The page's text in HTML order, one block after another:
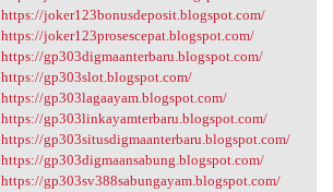
https://joker123bonusdeposit.blogspot.com/
https://joker123prosescepat.blogspot.com/
https://gp303digmaanterbaru.blogspot.com/
https://gp303slot.blogspot.com/
https://gp303lagaayam.blogspot.com/
https://gp303linkayamterbaru.blogspot.com/
https://gp303situsdigmaanterbaru.blogspot.com/
https://gp303digmaansabung.blogspot.com/
https://gp303sv388sabungayam.blogspot.com/